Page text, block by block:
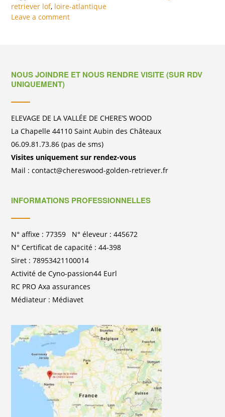
retriever lof, loire-atlantique
Leave a comment
NOUS JOINDRE ET NOUS RENDRE VISITE (SUR RDV
UNIQUEMENT)
ELEVAGE DE LA VALLÉE DE CHERE’S WOOD
La Chapelle 44110 Saint Aubin des Châteaux
06.09.81.73.86 (pas de sms)
Visites uniquement sur rendez-vous
Mail : contact@chereswood-golden-retriever.fr
INFORMATIONS PROFESSIONNELLES
N° affixe : 77359 N° éleveur : 445672
N° Certificat de capacité : 44-398
Siret : 78953421100014
Activité de Cyno-passion44 Eurl
RC PRO Axa assurances
Médiateur : Médiavet